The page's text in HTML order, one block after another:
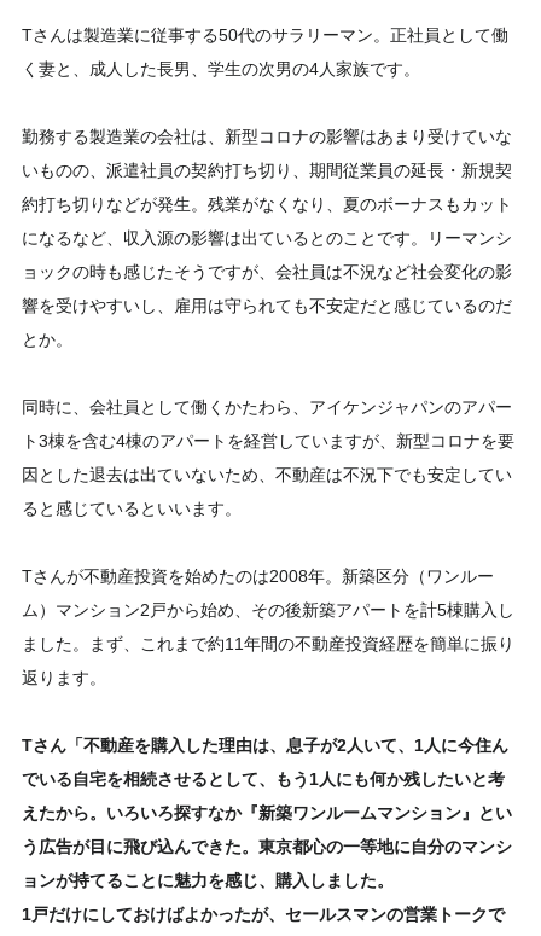
Tさんは製造業に従事する50代のサラリーマン。正社員として働
く妻と、成人した長男、学生の次男の4人家族です。
勤務する製造業の会社は、新型コロナの影響はあまり受けていな
いものの、派遣社員の契約打ち切り、期間従業員の延長・新規契
約打ち切りなどが発生。残業がなくなり、夏のボーナスもカット
になるなど、収入源の影響は出ているとのことです。リーマンシ
ョックの時も感じたそうですが、会社員は不況など社会変化の影
響を受けやすいし、雇用は守られても不安定だと感じているのだ
とか。
同時に、会社員として働くかたわら、アイケンジャパンのアパー
ト3棟を含む4棟のアパートを経営していますが、新型コロナを要
因とした退去は出ていないため、不動産は不況下でも安定してい
ると感じているといいます。
Tさんが不動産投資を始めたのは2008年。新築区分（ワンルー
ム）マンション2戸から始め、その後新築アパートを計5棟購入し
ました。まず、これまで約11年間の不動産投資経歴を簡単に振り
返ります。
Tさん「不動産を購入した理由は、息子が2人いて、1人に今住ん
でいる自宅を相続させるとして、もう1人にも何か残したいと考
えたから。いろいろ探すなか『新築ワンルームマンション』とい
う広告が目に飛び込んできた。東京都心の一等地に自分のマンシ
ョンが持てることに魅力を感じ、購入しました。
1戸だけにしておけばよかったが、セールスマンの営業トークで